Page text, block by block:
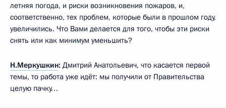
летняя погода, и риски возникновения пожаров, и,
соответственно, тех проблем, которые были в прошлом году,
увеличились. Что Вами делается для того, чтобы эти риски
снять или как минимум уменьшить?
Н.Меркушкин: Дмитрий Анатольевич, что касается первой
темы, то работа уже идёт: мы получили от Правительства
целую пачку…